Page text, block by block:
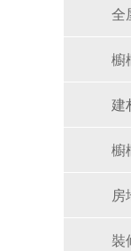
櫥
建
櫥
房
裝